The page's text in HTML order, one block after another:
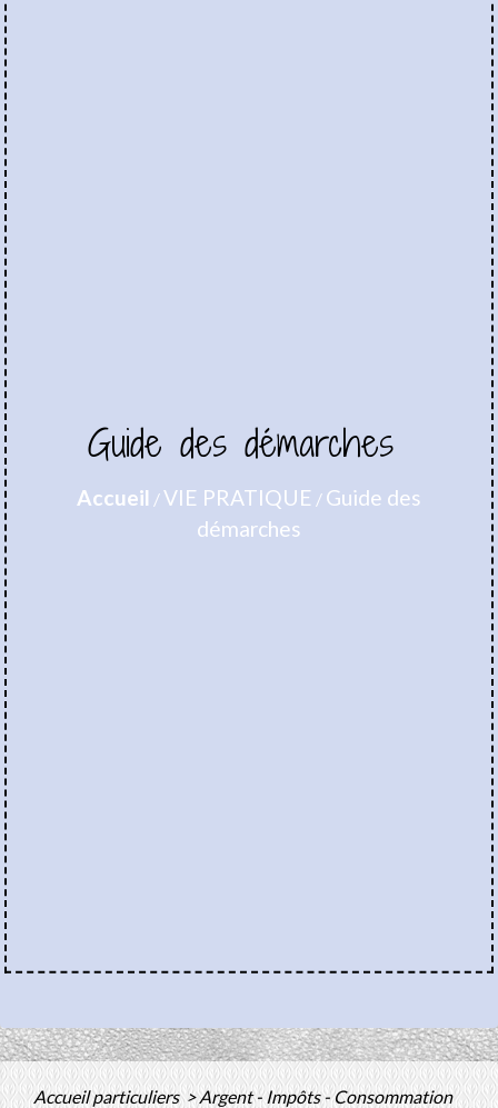
Guide des démarches
Accueil /VIE PRATIQUE / Guide des
démarches
Accueil particuliers>Argent - Impôts - Consommation